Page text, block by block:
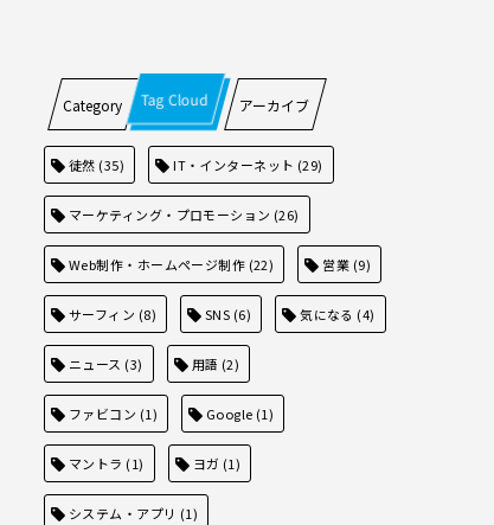
Category Tag Cloud アーカイブ
徒然 (35) IT・インターネット (29)
マーケティング・プロモーション (26)
Web制作・ホームページ制作 (22) 営業 (9)
サーフィン (8) SNS (6) 気になる (4)
ニュース (3) 用語 (2)
ファビコン (1) Google (1)
マントラ (1) ヨガ (1)
システム・アプリ (1)